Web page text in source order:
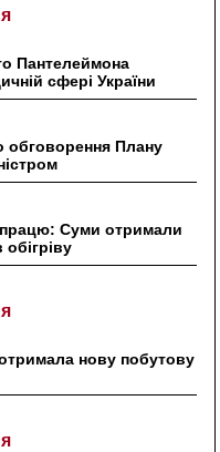
Пантелеймона
сфері України
обговорення Плану
Суми отримали
нову побутову